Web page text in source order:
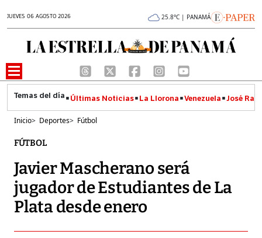
JUEVES 06 AGOSTO 2026 25.8°C | PANAMÁ
Últimas Noticias La Llorona Venezuela José
Inicio> Deportes> Fútbol
FÚTBOL
Javier Mascherano será
jugador de Estudiantes de La
Plata desde enero